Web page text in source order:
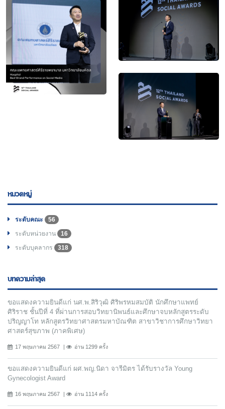
หมวดหมู่
ระดับคณะ
56
ระดับหน่วยงาน
16
ระดับบุคลากร
318
บทความล่าสุด
ขอแสดงความยินดีแก่ นศ.พ.สิริวุฒิ ศิริพรหมสมบัติ นักศึกษาแพทย์
ศิริราช ชั้นปีที่ 4 ที่ผ่านการสอบวิทยานิพนธ์และศึกษาจบหลักสูตรระดับ
ปริญญาโท หลักสูตรวิทยาศาสตรมหาบัณฑิต สาขาวิชาการศึกษาวิทยา
ศาสตร์สุขภาพ (ภาคพิเศษ)
17 พฤษภาคม 2567 อ่าน 1299 ครั้ง
ขอแสดงความยินดีแก่ ผศ.พญ.นิดา จารีมิตร ได้รับรางวัล Young
Gynecologist Award
16 พฤษภาคม 2567 อ่าน 1114 ครั้ง